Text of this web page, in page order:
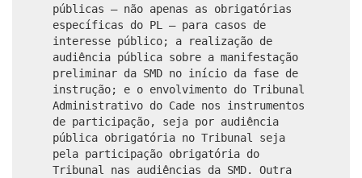
públicas – não apenas as obrigatórias
específicas do PL – para casos de
interesse público; a realização de
audiência pública sobre a manifestação
preliminar da SMD no início da fase de
instrução; e o envolvimento do Tribunal
Administrativo do Cade nos instrumentos
de participação, seja por audiência
pública obrigatória no Tribunal seja
pela participação obrigatória do
Tribunal nas audiências da SMD. Outra